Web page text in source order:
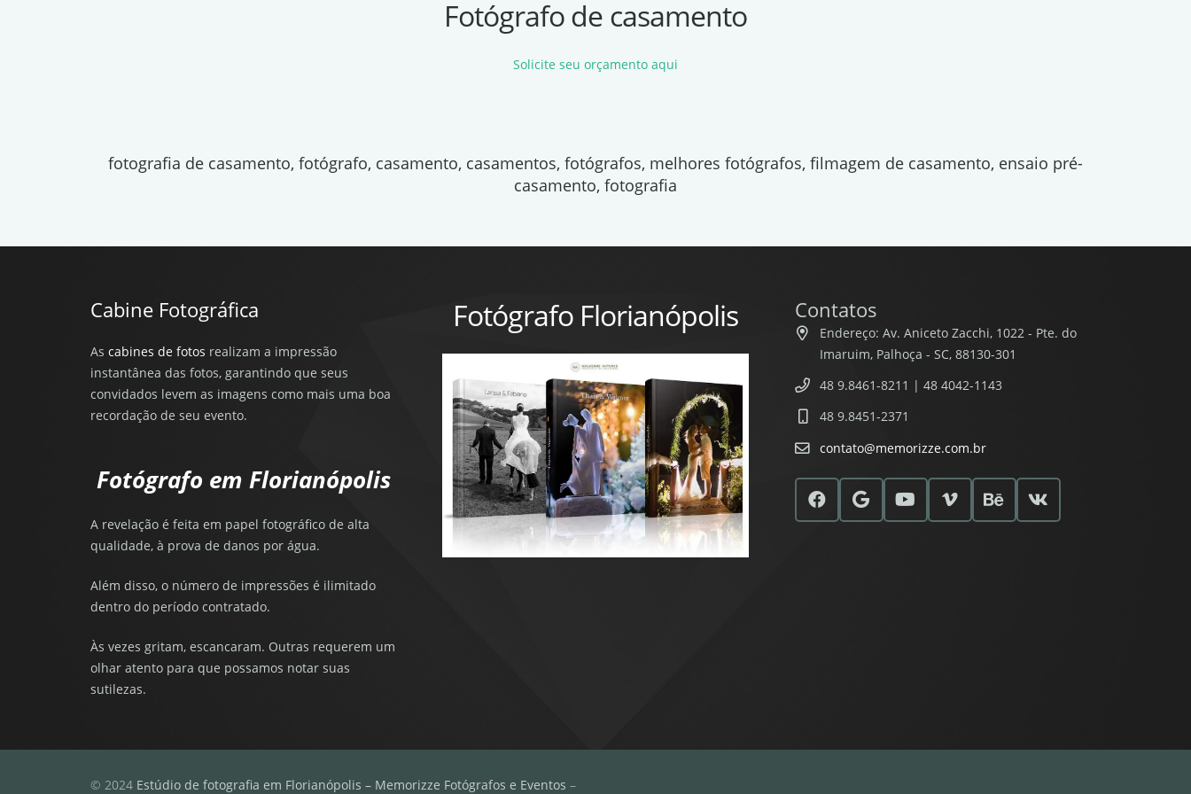
Fotógrafo de casamento
Solicite seu orçamento aqui
fotografia de casamento, fotógrafo, casamento, casamentos, fotógrafos, melhores fotógrafos, filmagem de casamento, ensaio pré-
casamento, fotografia
Cabine Fotográfica
As cabines de fotos realizam a impressão
instantânea das fotos, garantindo que seus
convidados levem as imagens como mais uma boa
recordação de seu evento.
Fotógrafo em Florianópolis
A revelação é feita em papel fotográfico de alta
qualidade, à prova de danos por água.
Além disso, o número de impressões é ilimitado
dentro do período contratado.
Às vezes gritam, escancaram. Outras requerem um
olhar atento para que possamos notar suas
sutilezas.
Fotógrafo Florianópolis Contatos
Endereço: Av. Aniceto Zacchi, 1022 - Pte. do
Imaruim, Palhoça - SC, 88130-301
48 9.8461-8211 | 48 4042-1143
48 9.8451-2371
contato@memorizze.com.br
© 2024 Estúdio de fotografia em Florianópolis – Memorizze Fotógrafos e Eventos –